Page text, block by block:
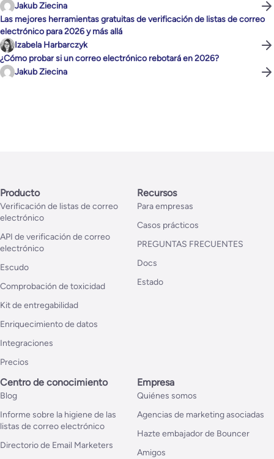
Jakub Ziecina
Las mejores herramientas gratuitas de verificación de listas de correo
electrónico para 2026 y más allá
Izabela Harbarczyk
¿Cómo probar si un correo electrónico rebotará en 2026?
Jakub Ziecina
Producto
Verificación de listas de correo
electrónico
API de verificación de correo
electrónico
Escudo
Comprobación de toxicidad
Kit de entregabilidad
Enriquecimiento de datos
Integraciones
Precios
Recursos
Para empresas
Casos prácticos
PREGUNTAS FRECUENTES
Docs
Estado
Centro de conocimiento
Blog
Informe sobre la higiene de las
listas de correo electrónico
Directorio de Email Marketers
Empresa
Quiénes somos
Agencias de marketing asociadas
Hazte embajador de Bouncer
Amigos